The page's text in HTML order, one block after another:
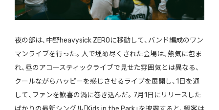
夜の部は、中野heavysick ZEROに移動して、バンド編成のワン
マンライブを行った。人で埋め尽くされた会場は、熱気に包ま
れ、昼のアコースティックライブで見せた雰囲気とは異なる、
クールながらハッピーを感じさせるライブを展開し、1日を通
して、ファンを歓喜の渦に巻き込んだ。7月1日にリリースした